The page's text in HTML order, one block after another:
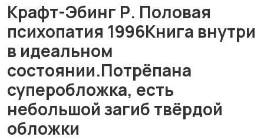
Крафт-Эбинг Р. Половая
психопатия 1996Книга внутри
в идеальном
состоянии.Потрёпана
суперобложка, есть
небольшой загиб твёрдой
обложки